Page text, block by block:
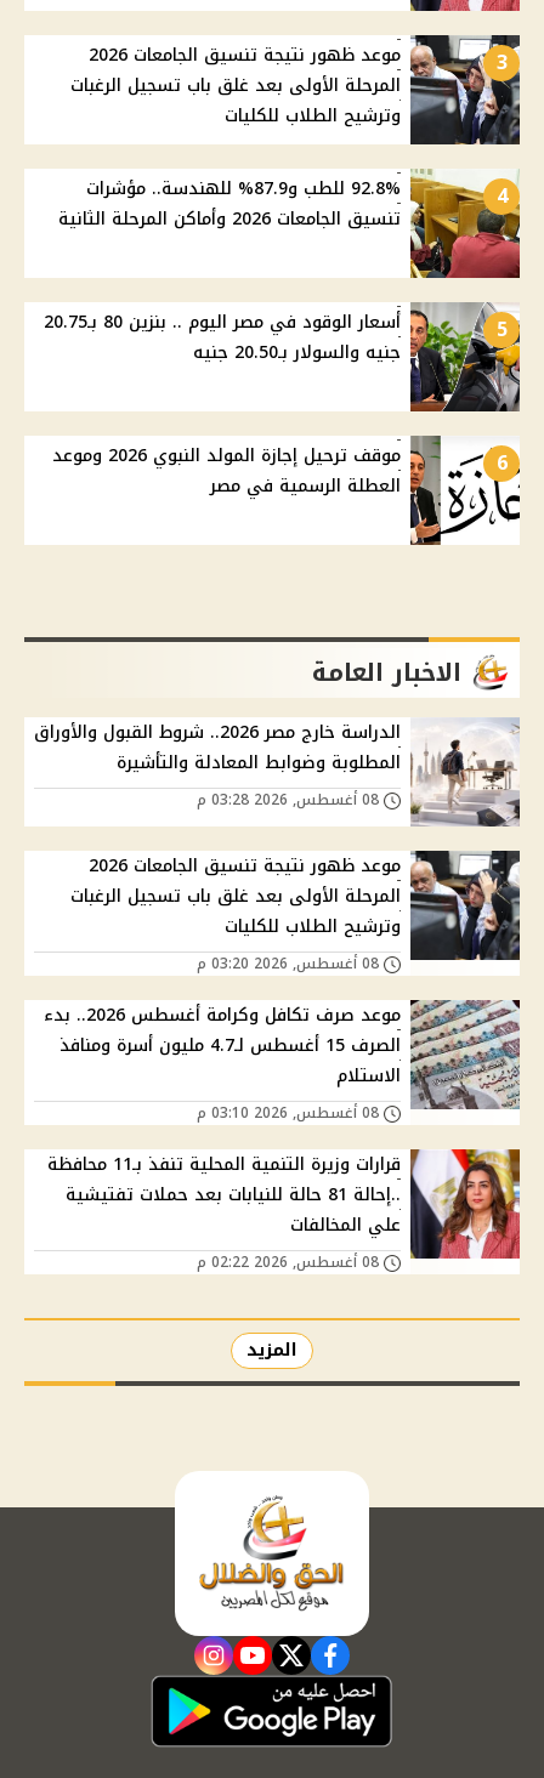
3
موعد ظهور نتيجة تنسيق الجامعات 2026
المرحلة الأولى بعد غلق باب تسجيل الرغبات
وترشيح الطلاب للكليات
4
92.8% للطب و87.9% للهندسة.. مؤشرات
تنسيق الجامعات 2026 وأماكن المرحلة الثانية
5
أسعار الوقود في مصر اليوم .. بنزين 80 بـ20.75
جنيه والسولار بـ20.50 جنيه
6
موقف ترحيل إجازة المولد النبوي 2026 وموعد
العطلة الرسمية في مصر
الاخبار العامة
الدراسة خارج مصر 2026.. شروط القبول والأوراق
المطلوبة وضوابط المعادلة والتأشيرة
موعد ظهور نتيجة تنسيق الجامعات 2026
المرحلة الأولى بعد غلق باب تسجيل الرغبات
وترشيح الطلاب للكليات
موعد صرف تكافل وكرامة أغسطس 2026.. بدء
الصرف 15 أغسطس لـ4.7 مليون أسرة ومنافذ
الاستلام
قرارات وزيرة التنمية المحلية تنفذ بـ11 محافظة
..إحالة 81 حالة للنيابات بعد حملات تفتيشية
علي المخالفات
المزيد
facebook
twitter
youtube
instagram